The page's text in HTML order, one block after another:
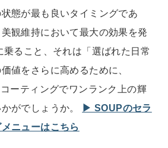
態が最も良いタイミングであ
観維持において最大の効果を発
乗ること、それは「選ばれた日常
値をさらに高めるために、
ーティングでワンランク上の輝
がでしょうか。
▶ SOUPのセラ
ニューはこちら